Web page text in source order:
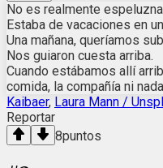
No es realmente
Estaba de vacaciones en
Una mañana, queríamos
Nos guiaron cuesta arriba.
Cuando estábamos allí
comida, la compañía ni
Kaibaer, Laura Mann /
Reportar
8puntos